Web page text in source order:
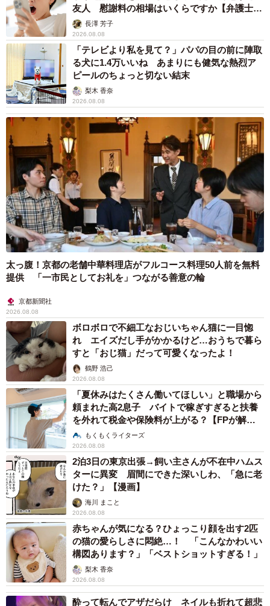
友人 慰謝料の相場はいくらですか【弁護士が
解説】長澤 芳子
2026.08.08
「テレビより私を見て？」パパの目の前に陣取
る犬に1.4万いいね あまりにも健気な熱烈ア
ピールのちょっと切ない結末
梨木 香奈
2026.08.08
太っ腹！京都の老舗中華料理店がフルコース料理50人前を無料
提供 「一市民としてお礼を」つながる善意の輪
京都新聞社
2026.08.08
ボロボロで不細工なおじいちゃん猫に一目惚
れ エイズだし手がかかるけど…おうちで暮ら
すと「おじ猫」だって可愛くなったよ！
鶴野 浩己
2026.08.08
「夏休みはたくさん働いてほしい」と職場から
頼まれた高2息子 バイトで稼ぎすぎると扶養
を外れて税金や保険料が上がる？【FPが解
説】もくもくライターズ
2026.08.08
2泊3日の東京出張→飼い主さんが不在中ハムス
ターに異変 眉間にできた深いしわ、「急に老
けた？」【漫画】
海川 まこと
2026.08.08
赤ちゃんが気になる？ひょっこり顔を出す2匹
の猫の愛らしさに悶絶…！ 「こんなかわいい
構図あります？」「ベストショットすぎる！」
梨木 香奈
2026.08.08
酔って転んでアザだらけ ネイルも折れて超悲